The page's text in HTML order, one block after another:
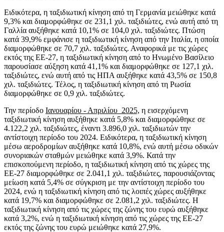
Ειδικότερα, η ταξιδιωτική κίνηση από τη Γερμανία μειώθηκε κατά
9,3% και διαμορφώθηκε σε 231,1 χιλ. ταξιδιώτες, ενώ αυτή από τη
Γαλλία αυξήθηκε κατά 10,1% σε 104,0 χιλ. ταξιδιώτες. Πτώση
κατά 39,9% εμφάνισε η ταξιδιωτική κίνηση από την Ιταλία, η οποία
διαμορφώθηκε σε 70,7 χιλ. ταξιδιώτες. Αναφορικά με τις χώρες
εκτός της ΕΕ-27, η ταξιδιωτική κίνηση από το Ηνωμένο Βασίλειο
παρουσίασε αύξηση κατά 41,1% και διαμορφώθηκε σε 127,1 χιλ.
ταξιδιώτες, ενώ αυτή από τις ΗΠΑ αυξήθηκε κατά 43,5% σε 150,8
χιλ. ταξιδιώτες. Τέλος, η ταξιδιωτική κίνηση από τη Ρωσία
διαμορφώθηκε σε 0,9 χιλ. ταξιδιώτες.
Την περίοδο Ιανουαρίου - Απριλίου 2025, η εισερχόμενη
ταξιδιωτική κίνηση αυξήθηκε κατά 5,8% και διαμορφώθηκε σε
4.122,2 χιλ. ταξιδιώτες, έναντι 3.896,0 χιλ. ταξιδιωτών την
αντίστοιχη περίοδο του 2024. Ειδικότερα, η ταξιδιωτική κίνηση
μέσω αεροδρομίων αυξήθηκε κατά 10,8%, ενώ αυτή μέσω οδικών
συνοριακών σταθμών μειώθηκε κατά 3,9%. Κατά την
επισκοπούμενη περίοδο, η ταξιδιωτική κίνηση από τις χώρες της
ΕΕ-27 διαμορφώθηκε σε 2.041,1 χιλ. ταξιδιώτες, παρουσιάζοντας
μείωση κατά 5,4% σε σύγκριση με την αντίστοιχη περίοδο του
2024, ενώ η ταξιδιωτική κίνηση από τις λοιπές χώρες αυξήθηκε
κατά 19,7% και διαμορφώθηκε σε 2.081,2 χιλ. ταξιδιώτες. Η
ταξιδιωτική κίνηση από τις χώρες της ζώνης του ευρώ αυξήθηκε
κατά 3,2%, ενώ η ταξιδιωτική κίνηση από τις χώρες της ΕΕ-27
εκτός της ζώνης του ευρώ μειώθηκε κατά 27,9%.